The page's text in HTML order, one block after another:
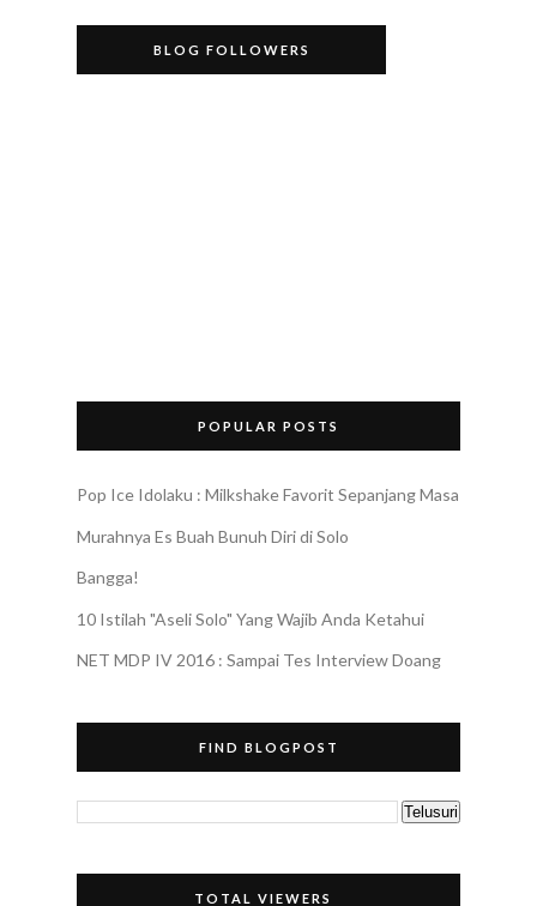
BLOG FOLLOWERS
POPULAR POSTS
Pop Ice Idolaku : Milkshake Favorit Sepanjang Masa
Murahnya Es Buah Bunuh Diri di Solo
Bangga!
10 Istilah "Aseli Solo" Yang Wajib Anda Ketahui
NET MDP IV 2016 : Sampai Tes Interview Doang
FIND BLOGPOST
TOTAL VIEWERS